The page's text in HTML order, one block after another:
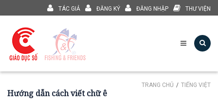
TÁC GIẢ ĐĂNG KÝ ĐĂNG NHẬP THƯ VIỆN
TRANG CHỦ TIẾNG VIỆT
Hướng dẫn cách viết chữ ê